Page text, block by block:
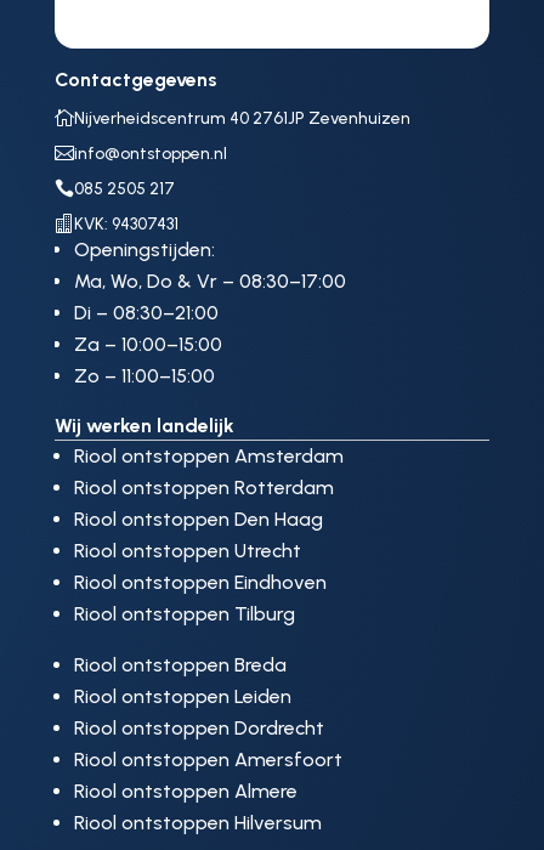
Contactgegevens
Nijverheidscentrum 40 2761JP Zevenhuizen
info@ontstoppen.nl
085 2505 217
 KVK: 94307431
Openingstijden:
Ma, Wo, Do & Vr – 08:30–17:00
Di – 08:30–21:00
Za – 10:00–15:00
Zo – 11:00–15:00
Wij werken landelijk
Riool ontstoppen Amsterdam
Riool ontstoppen Rotterdam
Riool ontstoppen Den Haag
Riool ontstoppen Utrecht
Riool ontstoppen Eindhoven
Riool ontstoppen Tilburg
Riool ontstoppen Breda
Riool ontstoppen Leiden
Riool ontstoppen Dordrecht
Riool ontstoppen Amersfoort
Riool ontstoppen Almere
Riool ontstoppen Hilversum